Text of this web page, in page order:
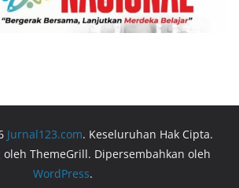
Jurnal123.com. Keseluruhan Hak Cipta.
oleh ThemeGrill. Dipersembahkan oleh
WordPress.